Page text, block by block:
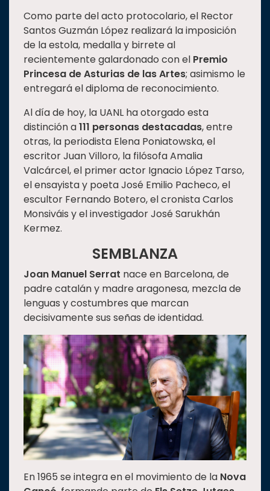
Como parte del acto protocolario, el Rector
Santos Guzmán López realizará la imposición
de la estola, medalla y birrete al
recientemente galardonado con el Premio
Princesa de Asturias de las Artes; asimismo le
entregará el diploma de reconocimiento.
Al día de hoy, la UANL ha otorgado esta
distinción a111 personas destacadas, entre
otras, la periodista Elena Poniatowska, el
escritor Juan Villoro, la filósofa Amalia
Valcárcel, el primer actor Ignacio López Tarso,
el ensayista y poeta José Emilio Pacheco, el
escultor Fernando Botero, el cronista Carlos
Monsiváis y el investigador José Sarukhán
Kermez.
SEMBLANZA
Joan Manuel Serrat nace en Barcelona, de
padre catalán y madre aragonesa, mezcla de
lenguas y costumbres que marcan
decisivamente sus señas de identidad.
En 1965 se integra en el movimiento de la Nova